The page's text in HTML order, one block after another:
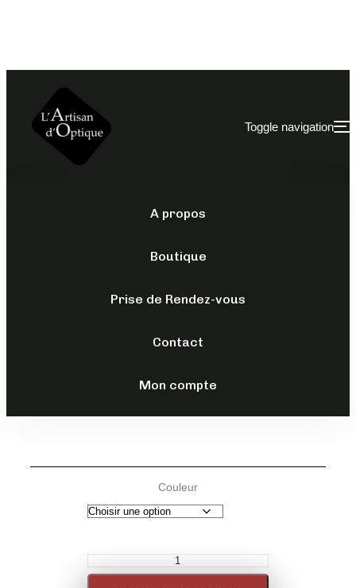
Toggle navigation
A propos
Boutique
Prise de Rendez-vous
Contact
Mon compte
– SPLF61
Couleur